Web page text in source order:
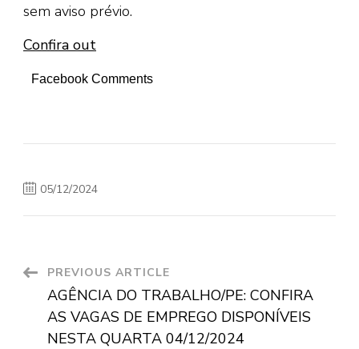
sem aviso prévio.
Confira out
Facebook Comments
05/12/2024
Post
Navigation
PREVIOUS ARTICLE
AGÊNCIA DO TRABALHO/PE: CONFIRA
AS VAGAS DE EMPREGO DISPONÍVEIS
NESTA QUARTA 04/12/2024